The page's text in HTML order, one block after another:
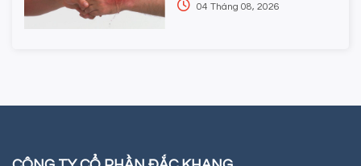
04 Tháng 08, 2026